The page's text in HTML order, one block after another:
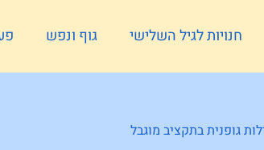
חנויות לגיל השלישי גוף ונפש
גופנית בתקציב מוגבל